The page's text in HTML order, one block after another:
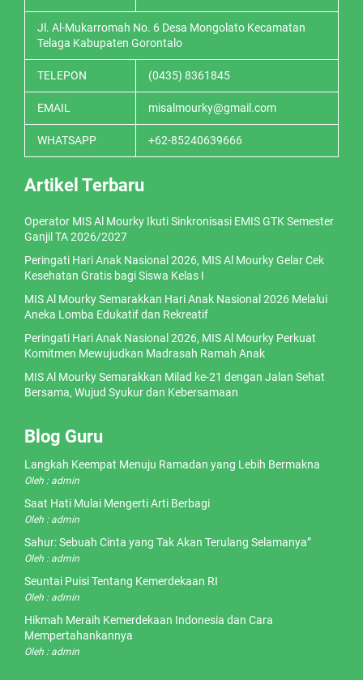
Jl. Al-Mukarromah No. 6 Desa Mongolato Kecamatan
Telaga Kabupaten Gorontalo
TELEPON (0435) 8361845
EMAIL misalmourky@gmail.com
WHATSAPP +62-85240639666
Artikel Terbaru
Operator MIS Al Mourky Ikuti Sinkronisasi EMIS GTK Semester
Ganjil TA 2026/2027
Peringati Hari Anak Nasional 2026, MIS Al Mourky Gelar Cek
Kesehatan Gratis bagi Siswa Kelas I
MIS Al Mourky Semarakkan Hari Anak Nasional 2026 Melalui
Aneka Lomba Edukatif dan Rekreatif
Peringati Hari Anak Nasional 2026, MIS Al Mourky Perkuat
Komitmen Mewujudkan Madrasah Ramah Anak
MIS Al Mourky Semarakkan Milad ke-21 dengan Jalan Sehat
Bersama, Wujud Syukur dan Kebersamaan
Blog Guru
Langkah Keempat Menuju Ramadan yang Lebih Bermakna
Oleh : admin
Saat Hati Mulai Mengerti Arti Berbagi
Oleh : admin
Sahur: Sebuah Cinta yang Tak Akan Terulang Selamanya”
Oleh : admin
Seuntai Puisi Tentang Kemerdekaan RI
Oleh : admin
Hikmah Meraih Kemerdekaan Indonesia dan Cara
Mempertahankannya
Oleh : admin